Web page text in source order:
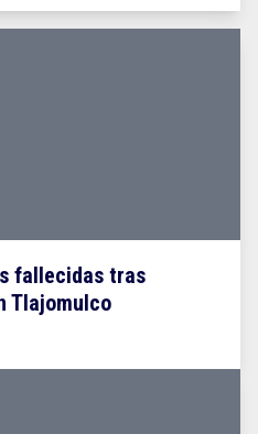
fallecidas tras
Tlajomulco